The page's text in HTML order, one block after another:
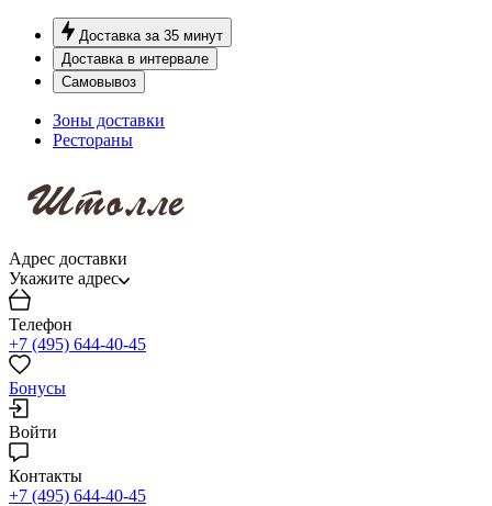
Доставка за 35 минут
Доставка в интервале
Самовывоз
Зоны доставки
Рестораны
Адрес доставки
Укажите адрес
Телефон
+7 (495) 644-40-45
Бонусы
Войти
Контакты
+7 (495) 644-40-45